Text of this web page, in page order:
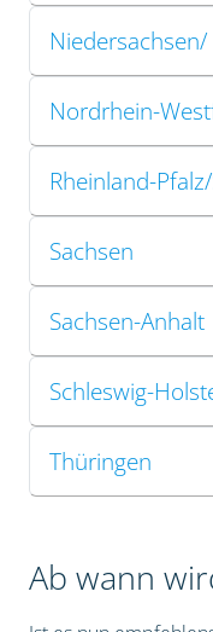
Nordrhein-
Rheinland-
Sachsen
Sachsen-Anhalt
Schleswig-
Thüringen
Ab wann